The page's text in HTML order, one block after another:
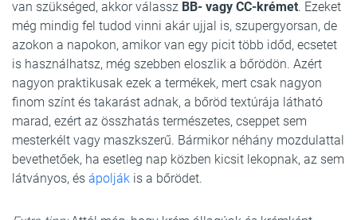
van szükséged, akkor válassz BB- vagy CC-krémet. Ezeket
még mindig fel tudod vinni akár ujjal is, szupergyorsan, de
azokon a napokon, amikor van egy picit több időd, ecsetet
is használhatsz, még szebben eloszlik a bőrödön. Azért
nagyon praktikusak ezek a termékek, mert csak nagyon
finom színt és takarást adnak, a bőröd textúrája látható
marad, ezért az összhatás természetes, cseppet sem
mesterkélt vagy maszkszerű. Bármikor néhány mozdulattal
bevethetőek, ha esetleg nap közben kicsit lekopnak, az sem
látványos, és ápolják is a bőrödet.